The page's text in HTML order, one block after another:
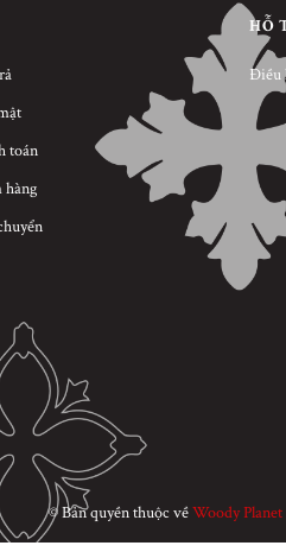
toán
hàng
HỖ
Điều
© Bản quyền thuộc vềWoody Planet